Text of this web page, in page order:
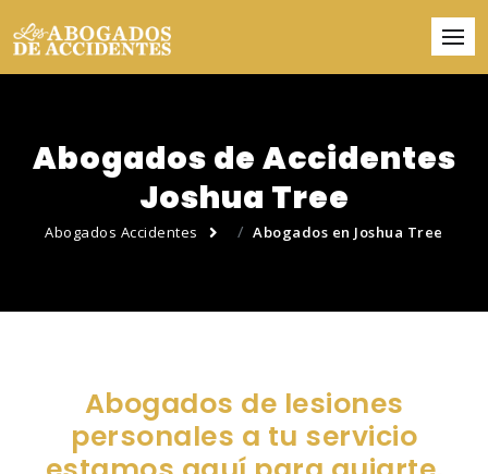
Abogados de Accidentes
Joshua Tree
Abogados Accidentes Abogados en Joshua Tree
Abogados de lesiones
personales a tu servicio